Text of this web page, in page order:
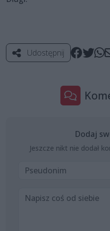
Udostępnij
Dodaj
Jeszcze nikt nie dodał